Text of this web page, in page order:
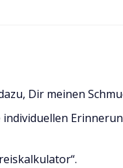
Dir meinen